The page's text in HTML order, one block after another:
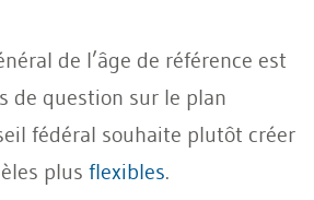
de l’âge de référence est
de question sur le plan
fédéral souhaite plutôt créer
plus flexibles.